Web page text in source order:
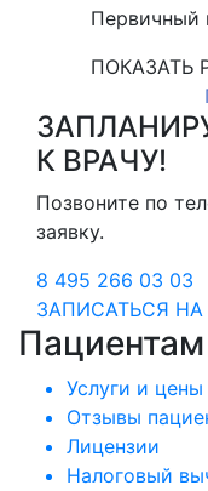
Первичный
ПОКАЗАТЬ
К ВРАЧУ!
Позвоните по
заявку.
8 495 266 03 03
ЗАПИСАТЬСЯ
Пациентам
Услуги и цены
Отзывы
Лицензии
Налоговый